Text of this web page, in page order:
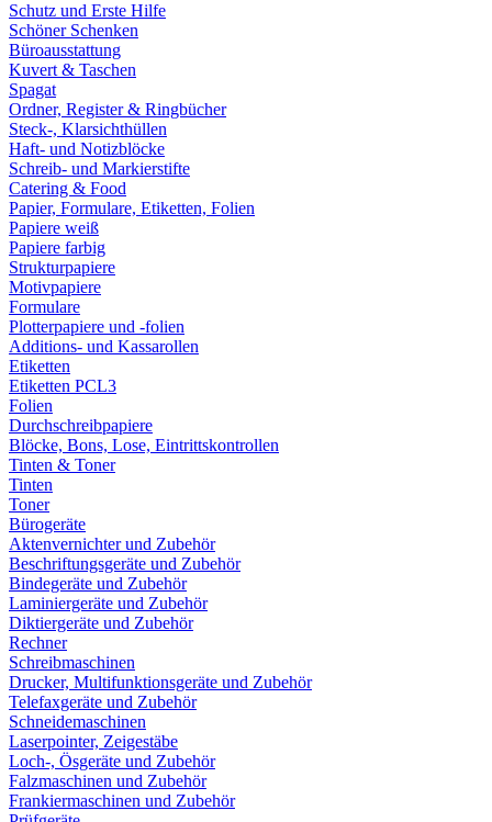
Schutz und Erste Hilfe
Schöner Schenken
Büroausstattung
Kuvert & Taschen
Spagat
Ordner, Register & Ringbücher
Steck-, Klarsichthüllen
Haft- und Notizblöcke
Schreib- und Markierstifte
Catering & Food
Papier, Formulare, Etiketten, Folien
Papiere weiß
Papiere farbig
Strukturpapiere
Motivpapiere
Formulare
Plotterpapiere und -folien
Additions- und Kassarollen
Etiketten
Etiketten PCL3
Folien
Durchschreibpapiere
Blöcke, Bons, Lose, Eintrittskontrollen
Tinten & Toner
Tinten
Toner
Bürogeräte
Aktenvernichter und Zubehör
Beschriftungsgeräte und Zubehör
Bindegeräte und Zubehör
Laminiergeräte und Zubehör
Diktiergeräte und Zubehör
Rechner
Schreibmaschinen
Drucker, Multifunktionsgeräte und Zubehör
Telefaxgeräte und Zubehör
Schneidemaschinen
Laserpointer, Zeigestäbe
Loch-, Ösgeräte und Zubehör
Falzmaschinen und Zubehör
Frankiermaschinen und Zubehör